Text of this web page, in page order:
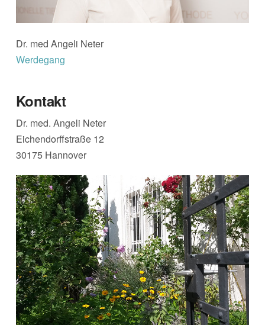
Dr. med Angeli Neter
Werdegang
Kontakt
Dr. med. Angeli Neter
Eichendorffstraße 12
30175 Hannover